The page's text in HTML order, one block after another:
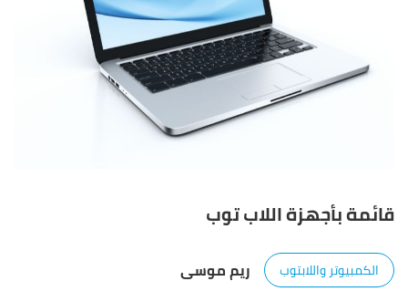
قائمة بأجهزة اللاب توب
الكمبيوتر واللابتوب
ريم موسى